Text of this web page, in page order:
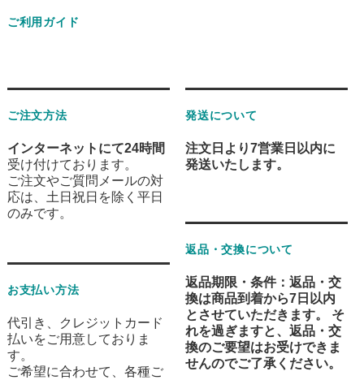
ご利用ガイド
ご注文方法
インターネットにて24時間
受け付けております。
ご注文やご質問メールの対
応は、土日祝日を除く平日
のみです。
お支払い方法
代引き、クレジットカード
払いをご用意しておりま
す。
ご希望に合わせて、各種ご
発送について
注文日より7営業日以内に
発送いたします。
返品・交換について
返品期限・条件：返品・交
換は商品到着から7日以内
とさせていただきます。 そ
れを過ぎますと、返品・交
換のご要望はお受けできま
せんのでご了承ください。